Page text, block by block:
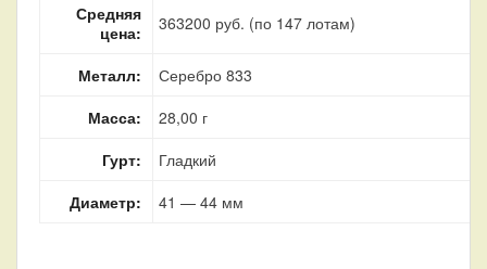
Средняя
цена:
363200 руб. (по 147 лотам)
Металл:
Серебро 833
Масса:
28,00 г
Гурт:
Гладкий
Диаметр:
41 — 44 мм